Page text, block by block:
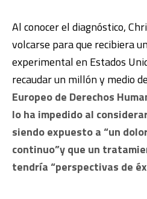
Al conocer el diagnóstico,
volcarse para que recibiera
experimental en Estados
recaudar un millón y medio
Europeo de Derechos
lo ha impedido al
siendo expuesto a “un
continuo”y que un
tendría “perspectivas de